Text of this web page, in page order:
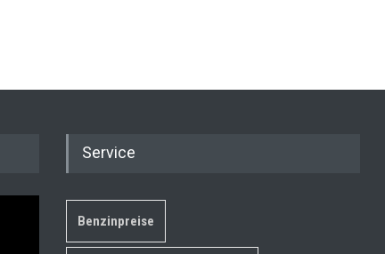
Service
Benzinpreise